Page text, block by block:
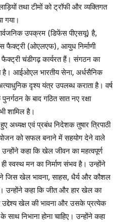
तथा टीमों को ट्रॉफी और व्यक्तिगत
गया।
उपक्रम (डिफेंस पीएसयू) है,
फैक्ट्री (ओएलएफ), आयुध निर्माणी
चंडीगढ़ कार्यरत हैं। संगठन का
है। आईओएल भारतीय सेना, अर्धसैनिक
दृश्य यंत्र उपलब्ध कराता है। वर्ष
के बाद गठित सात नए रक्षा
शामिल है।
अध्यक्ष एवं प्रबंध निदेशक तुषार त्रिपाठी
को सफल बनाने में सहयोग देने वाले
कहा कि खेल जीवन का महत्वपूर्ण
स्वस्थ मन का निर्माण संभव है। उन्होंने
ने जिस खेल भावना, साहस, धैर्य और कौशल
उन्होंने कहा कि जीत और हार खेल का
उद्देश्य खेल की भावना और उसके प्रत्येक
साथ निभाना होना चाहिए। उन्होंने कहा